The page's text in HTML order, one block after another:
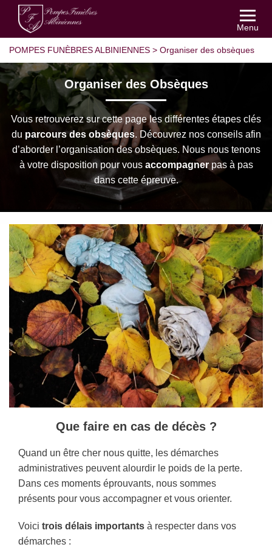
Menu
POMPES FUNÈBRES ALBINIENNES > Organiser des obsèques
Organiser des Obsèques
Vous retrouverez sur cette page les différentes étapes clés
du parcours des obsèques. Découvrez nos conseils afin
d’aborder l’organisation des obsèques. Nous nous tenons
à votre disposition pour vous accompagnerpas à pas
dans cette épreuve.
Que faire en cas de décès ?
Quand un être cher nous quitte, les démarches
administratives peuvent alourdir le poids de la perte.
Dans ces moments éprouvants, nous sommes
présents pour vous accompagner et vous orienter.
Voici trois délais importants à respecter dans vos
démarches :